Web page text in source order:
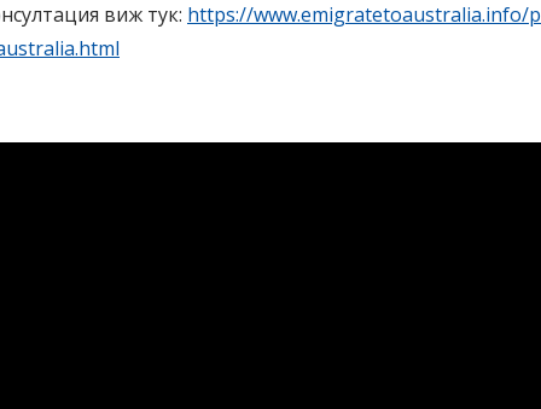
виж тук: https://www.emigratetoaustralia.info/